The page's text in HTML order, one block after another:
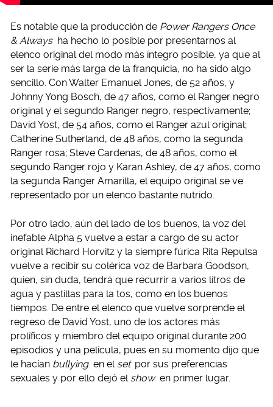
Es notable que la producción de Power Rangers Once
& Always ha hecho lo posible por presentarnos al
elenco original del modo más íntegro posible, ya que al
ser la serie más larga de la franquicia, no ha sido algo
sencillo. Con Walter Emanuel Jones, de 52 años, y
Johnny Yong Bosch, de 47 años, como el Ranger negro
original y el segundo Ranger negro, respectivamente;
David Yost, de 54 años, como el Ranger azul original;
Catherine Sutherland, de 48 años, como la segunda
Ranger rosa; Steve Cardenas, de 48 años, como el
segundo Ranger rojo y Karan Ashley, de 47 años, como
la segunda Ranger Amarilla, el equipo original se ve
representado por un elenco bastante nutrido.
Por otro lado, aún del lado de los buenos, la voz del
inefable Alpha 5 vuelve a estar a cargo de su actor
original Richard Horvitz y la siempre fúrica Rita Repulsa
vuelve a recibir su colérica voz de Barbara Goodson,
quien, sin duda, tendrá que recurrir a varios litros de
agua y pastillas para la tos, como en los buenos
tiempos. De entre el elenco que vuelve sorprende el
regreso de David Yost, uno de los actores más
prolíficos y miembro del equipo original durante 200
episodios y una película, pues en su momento dijo que
le hacían bullying en el set por sus preferencias
sexuales y por ello dejó el show en primer lugar.